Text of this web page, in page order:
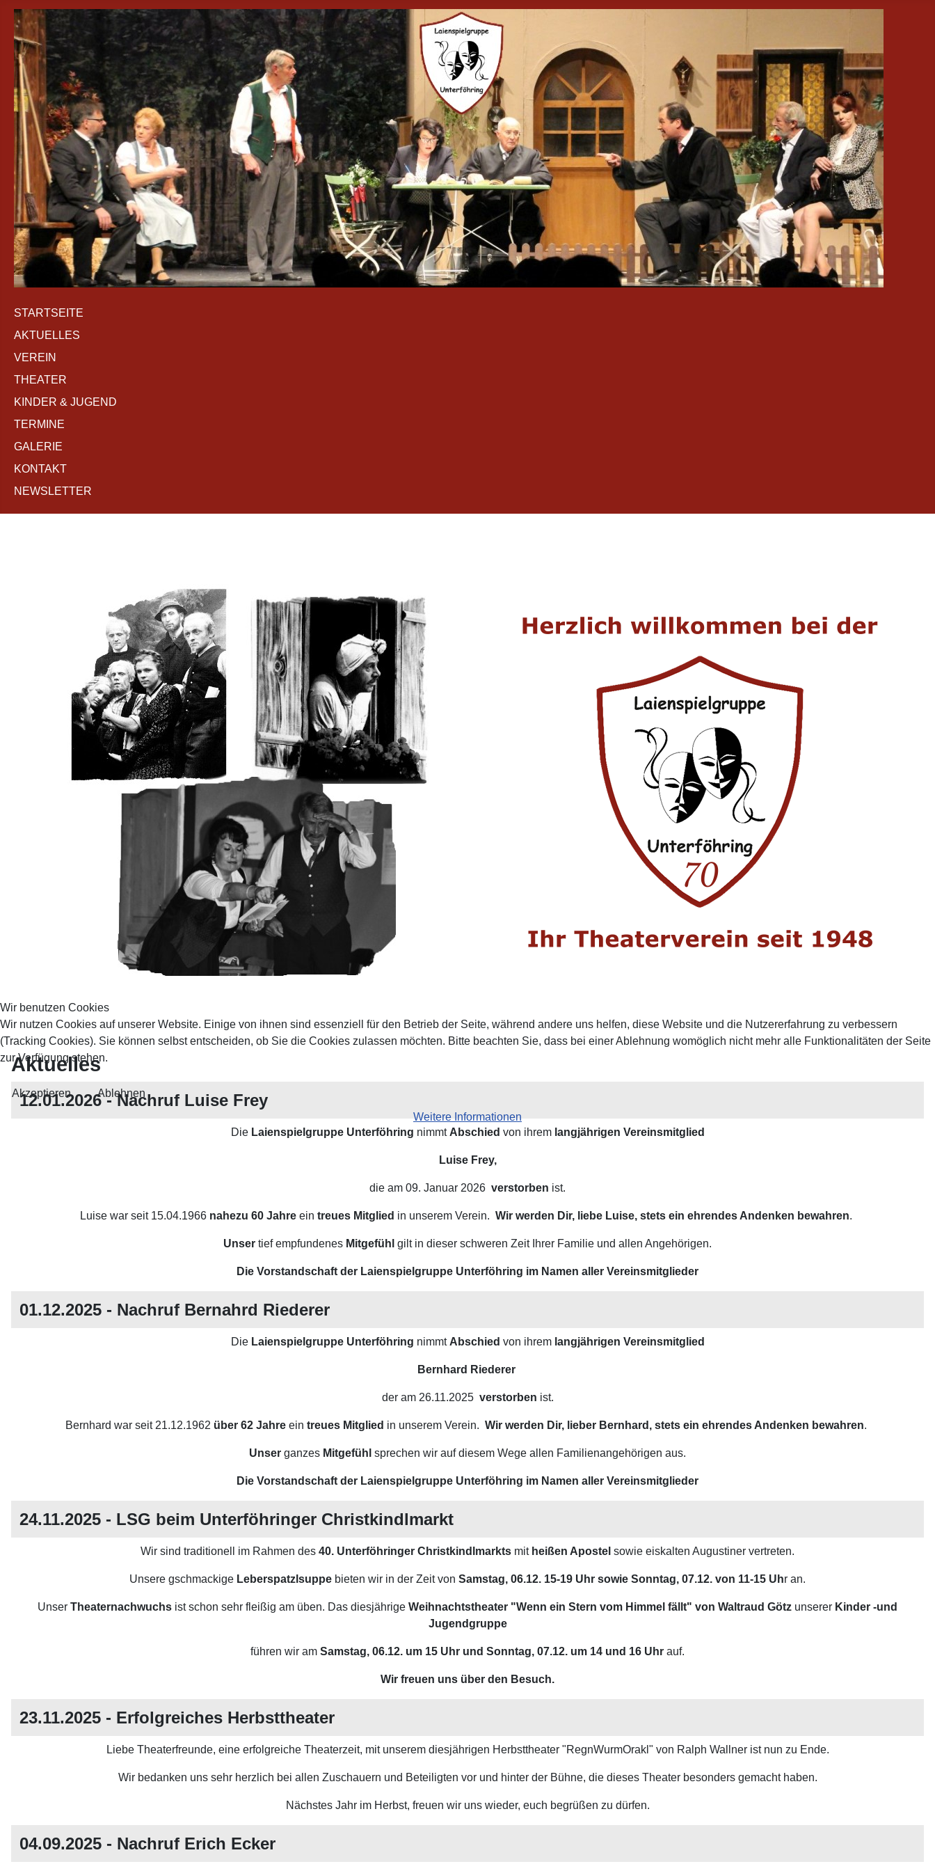
STARTSEITE
AKTUELLES
VEREIN
THEATER
KINDER & JUGEND
TERMINE
GALERIE
KONTAKT
NEWSLETTER
Aktuelles
12.01.2026 - Nachruf Luise Frey
Die Laienspielgruppe Unterföhring nimmt Abschied von ihrem langjährigen Vereinsmitglied
Luise Frey,
die am 09. Januar 2026 verstorben ist.
Luise war seit 15.04.1966 nahezu 60 Jahre ein treues Mitglied in unserem Verein. Wir werden Dir, liebe Luise, stets ein ehrendes Andenken bewahren.
Unser tief empfundenes Mitgefühl gilt in dieser schweren Zeit Ihrer Familie und allen Angehörigen.
Die Vorstandschaft der Laienspielgruppe Unterföhring im Namen aller Vereinsmitglieder
01.12.2025 - Nachruf Bernahrd Riederer
Die Laienspielgruppe Unterföhring nimmt Abschied von ihrem langjährigen Vereinsmitglied
Bernhard Riederer
der am 26.11.2025 verstorben ist.
Bernhard war seit 21.12.1962 über 62 Jahre ein treues Mitglied in unserem Verein. Wir werden Dir, lieber Bernhard, stets ein ehrendes Andenken bewahren.
Unser ganzes Mitgefühl sprechen wir auf diesem Wege allen Familienangehörigen aus.
Die Vorstandschaft der Laienspielgruppe Unterföhring im Namen aller Vereinsmitglieder
24.11.2025 - LSG beim Unterföhringer Christkindlmarkt
Wir sind traditionell im Rahmen des 40. Unterföhringer Christkindlmarkts mit heißen Apostel sowie eiskalten Augustiner vertreten.
Unsere gschmackige Leberspatzlsuppe bieten wir in der Zeit von Samstag, 06.12. 15-19 Uhr sowie Sonntag, 07.12. von 11-15 Uhr an.
Unser Theaternachwuchs ist schon sehr fleißig am üben. Das diesjährige Weihnachtstheater "Wenn ein Stern vom Himmel fällt" von Waltraud Götz unserer Kinder -und
Jugendgruppe
führen wir am Samstag, 06.12. um 15 Uhr und Sonntag, 07.12. um 14 und 16 Uhr auf.
Wir freuen uns über den Besuch.
23.11.2025 - Erfolgreiches Herbsttheater
Liebe Theaterfreunde, eine erfolgreiche Theaterzeit, mit unserem diesjährigen Herbsttheater "RegnWurmOrakl" von Ralph Wallner ist nun zu Ende.
Wir bedanken uns sehr herzlich bei allen Zuschauern und Beteiligten vor und hinter der Bühne, die dieses Theater besonders gemacht haben.
Nächstes Jahr im Herbst, freuen wir uns wieder, euch begrüßen zu dürfen.
04.09.2025 - Nachruf Erich Ecker
Wir benutzen Cookies
Wir nutzen Cookies auf unserer Website. Einige von ihnen sind essenziell für den Betrieb der Seite, während andere uns helfen, diese Website und die Nutzererfahrung zu verbessern
(Tracking Cookies). Sie können selbst entscheiden, ob Sie die Cookies zulassen möchten. Bitte beachten Sie, dass bei einer Ablehnung womöglich nicht mehr alle Funktionalitäten der Seite
zur Verfügung stehen.
Akzeptieren Ablehnen
Weitere Informationen